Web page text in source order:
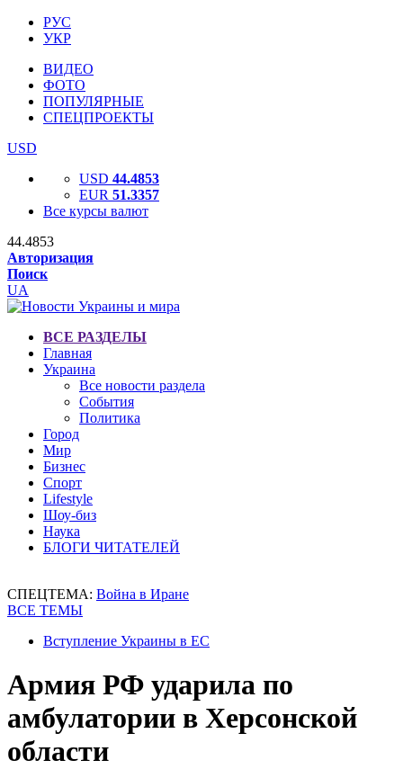
РУС
УКР
ВИДЕО
ФОТО
ПОПУЛЯРНЫЕ
СПЕЦПРОЕКТЫ
USD
USD 44.4853
EUR 51.3357
Все курсы валют
44.4853
Авторизация
Поиск
UA
ВСЕ РАЗДЕЛЫ
Главная
Украина
Все новости раздела
События
Политика
Город
Мир
Бизнес
Спорт
Lifestyle
Шоу-биз
Наука
БЛОГИ ЧИТАТЕЛЕЙ
СПЕЦТЕМА: Война в Иране
ВСЕ ТЕМЫ
Вступление Украины в ЕС
Армия РФ ударила по
амбулатории в Херсонской
области